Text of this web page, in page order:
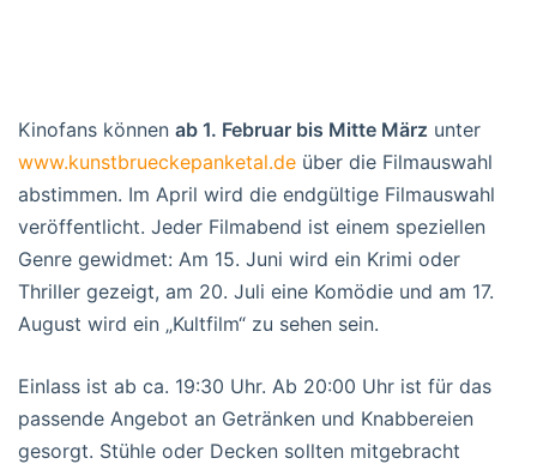
Kinofans können ab 1. Februar bis Mitte März unter
www.kunstbrueckepanketal.de über die Filmauswahl
abstimmen. Im April wird die endgültige Filmauswahl
veröffentlicht. Jeder Filmabend ist einem speziellen
Genre gewidmet: Am 15. Juni wird ein Krimi oder
Thriller gezeigt, am 20. Juli eine Komödie und am 17.
August wird ein „Kultfilm“ zu sehen sein.
Einlass ist ab ca. 19:30 Uhr. Ab 20:00 Uhr ist für das
passende Angebot an Getränken und Knabbereien
gesorgt. Stühle oder Decken sollten mitgebracht